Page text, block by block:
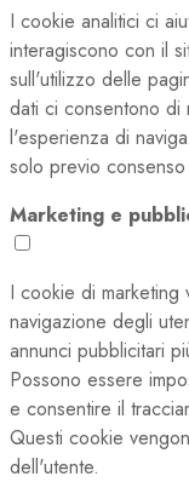
I cookie analitici ci
interagiscono con il
sull'utilizzo delle
dati ci consentono di
l'esperienza di
solo previo
Marketing e
I cookie di marketing
navigazione degli
annunci pubblicitari
Possono essere
e consentire il
Questi cookie
dell'utente.